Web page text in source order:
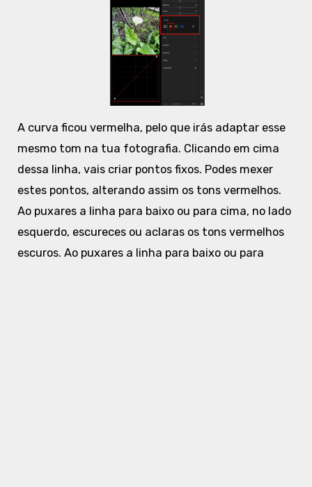
A curva ficou vermelha, pelo que irás adaptar esse
mesmo tom na tua fotografia. Clicando em cima
dessa linha, vais criar pontos fixos. Podes mexer
estes pontos, alterando assim os tons vermelhos.
Ao puxares a linha para baixo ou para cima, no lado
esquerdo, escureces ou aclaras os tons vermelhos
escuros. Ao puxares a linha para baixo ou para